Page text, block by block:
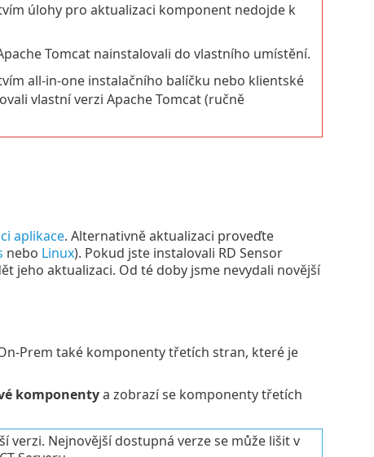
úlohy pro aktualizaci komponent nedojde k
Tomcat nainstalovali do vlastního umístění.
all-in-one instalačního balíčku nebo klientské
vlastní verzi Apache Tomcat (ručně
aplikace. Alternativně aktualizaci proveďte
nebo Linux). Pokud jste instalovali RD Sensor
jeho aktualizaci. Od té doby jsme nevydali novější
Prem také komponenty třetích stran, které je
komponentya zobrazí se komponenty třetích
Nejnovější dostupná verze se může lišit v